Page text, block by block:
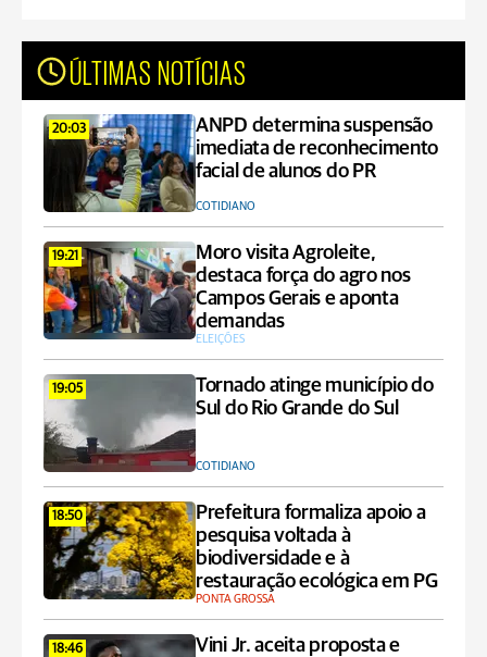
ÚLTIMAS NOTÍCIAS
20:03
ANPD determina suspensão
imediata de reconhecimento
facial de alunos do PR
COTIDIANO
19:21
Moro visita Agroleite,
destaca força do agro nos
Campos Gerais e aponta
demandas
ELEIÇÕES
19:05
Tornado atinge município do
Sul do Rio Grande do Sul
COTIDIANO
18:50
Prefeitura formaliza apoio a
pesquisa voltada à
biodiversidade e à
restauração ecológica em PG
PONTA GROSSA
18:46
Vini Jr. aceita proposta e